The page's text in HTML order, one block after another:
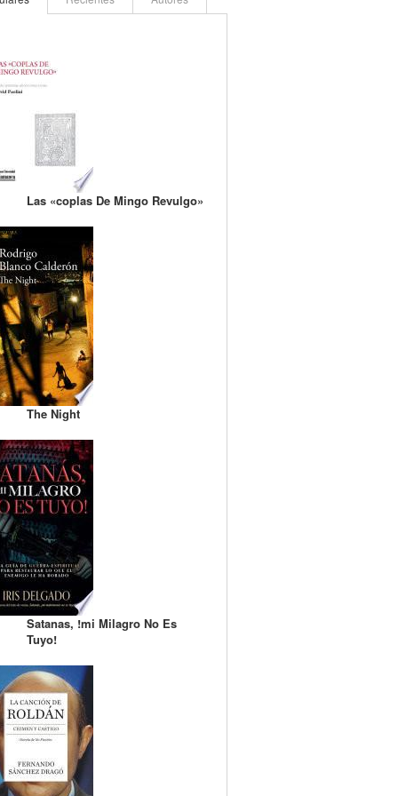
Las «coplas De Mingo Revulgo»
The Night
Satanas, !mi Milagro No Es
Tuyo!